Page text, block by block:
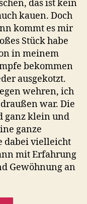
das ist kein
kauen. Doch
kommt es mir
Stück habe
in meinem
bekommen
ausgekotzt.
wehren, ich
war. Die
ganz klein und
ganze
dabei vielleicht
mit Erfahrung
Gewöhnung an